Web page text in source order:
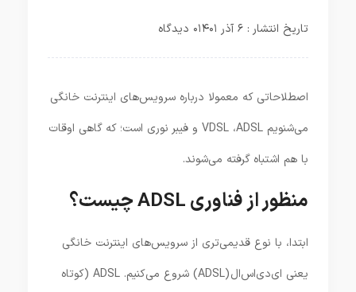
تاریخ انتشار : ۶ آذر ۱۴۰۱ ۰ دیدگاه
اصطلاحاتی که معمولا درباره سرویس‌های اینترنت خانگی
می‌شنویم VDSL ،ADSL و فیبر نوری است؛ که گاهی اوقات
با هم اشتباه گرفته می‌شوند.
منظور از فناوری ADSL چیست؟
ابتدا، با نوع قدیمی‌تری از سرویس‌های اینترنت خانگی
یعنی ای‌دی‌اس‌ال (ADSL) شروع می‌کنیم. ADSL (کوتاه